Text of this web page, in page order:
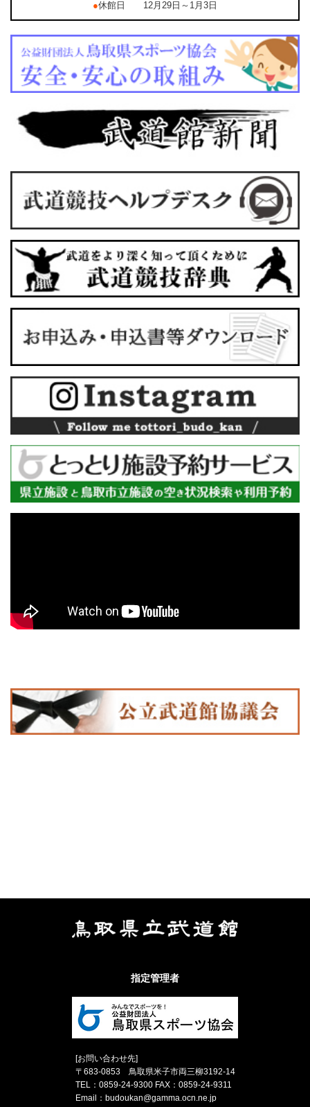
●休館日 12月29日～1月3日
指定管理者
[お問い合わせ先]
〒683-0853 鳥取県米子市両三柳3192-14
TEL：0859-24-9300 FAX：0859-24-9311
Email： budoukan@gamma.ocn.ne.jp